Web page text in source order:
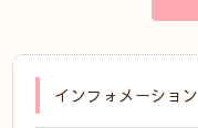
インフォメーション